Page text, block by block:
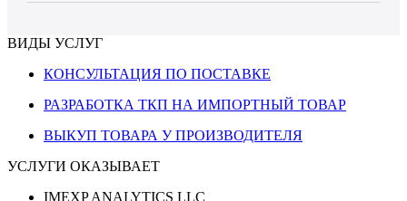
ВИДЫ УСЛУГ
КОНСУЛЬТАЦИЯ ПО ПОСТАВКЕ
РАЗРАБОТКА ТКП НА ИМПОРТНЫЙ ТОВАР
ВЫКУП ТОВАРА У ПРОИЗВОДИТЕЛЯ
УСЛУГИ ОКАЗЫВАЕТ
IMEXP ANALYTICS LLC